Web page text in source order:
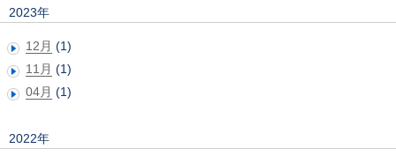
2023年
12月 (1)
11月 (1)
04月 (1)
2022年